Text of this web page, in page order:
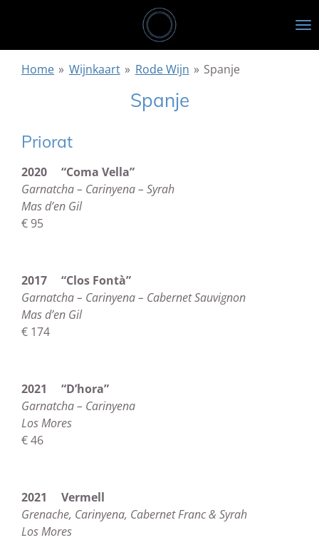
naar
Home » Wijnkaart » Rode Wijn » Spanje
Spanje
Priorat
2020 “Coma Vella”
Garnatcha – Carinyena – Syrah
Mas d’en Gil
€ 95
2017 “Clos Fontà”
Garnatcha – Carinyena – Cabernet Sauvignon
Mas d’en Gil
€ 174
2021 “D’hora”
Garnatcha – Carinyena
Los Mores
€ 46
2021
Vermell
Grenache, Carinyena, Cabernet Franc & Syrah
Los Mores